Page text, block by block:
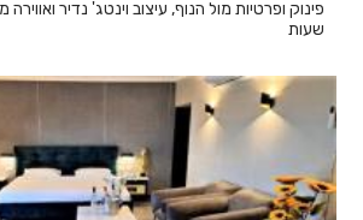
פינוק ופרטיות מול הנוף, עיצוב וינטג' נדיר
שעות